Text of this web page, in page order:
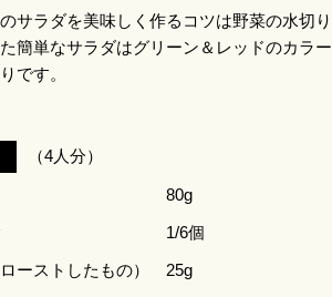
サラダを美味しく作るコツは野菜の水切
簡単なサラダはグリーン＆レッドのカラ
です。
（4人分）
80g
1/6個
ーストしたもの）
25g